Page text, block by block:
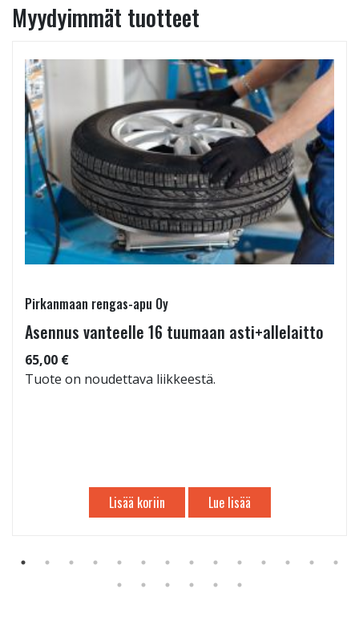
Myydyimmät tuotteet
Pirkanmaan rengas-apu Oy
Asennus vanteelle 16 tuumaan asti+allelaitto
65,00 €
Tuote on noudettava liikkeestä.
Lisää koriin Lue lisää